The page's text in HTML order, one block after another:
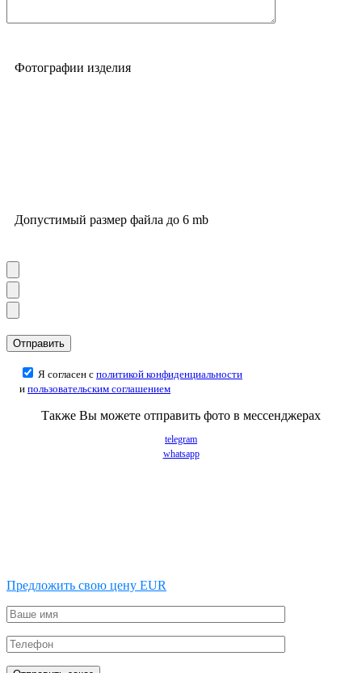
Фотографии изделия
Допустимый размер файла до 6 mb
Я согласен с политикой конфиденциальности
и пользовательским соглашением
Также Вы можете отправить фото в мессенджерах
telegram
whatsapp
Предложить свою цену EUR